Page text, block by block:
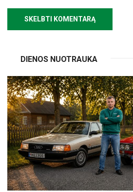
DIENOS NUOTRAUKA